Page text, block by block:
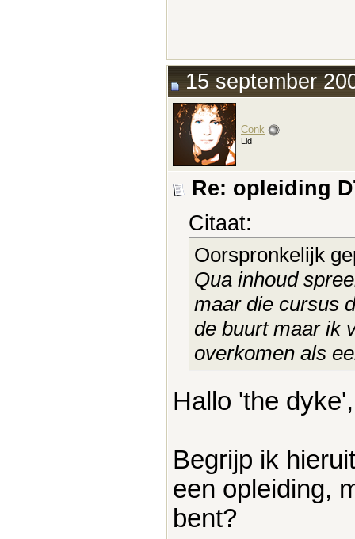
15 september
Conk
Lid
Re: opleiding
Citaat:
Oorspronkelijk
Qua inhoud
maar die cursus
de buurt maar ik
overkomen als
Hallo 'the dyke',
Begrijp ik
een opleiding,
bent?